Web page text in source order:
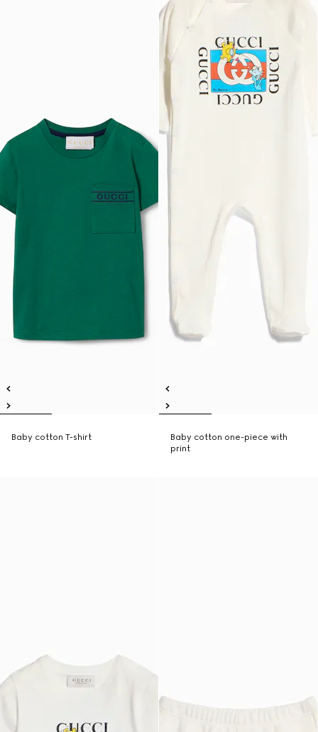
Baby cotton T-shirt
Baby cotton one-piece with
print